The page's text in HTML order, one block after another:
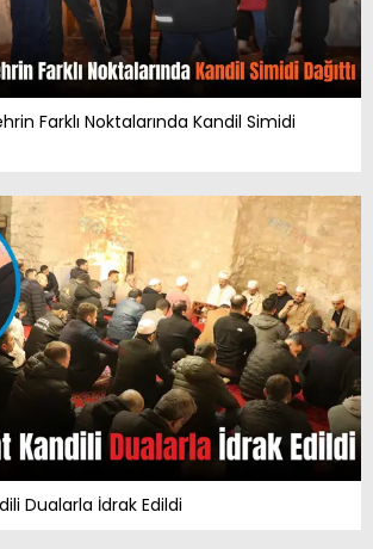
Farklı Noktalarında Kandil Simidi
Dualarla İdrak Edildi